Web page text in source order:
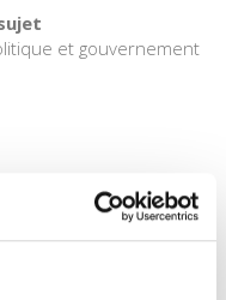
et gouvernement